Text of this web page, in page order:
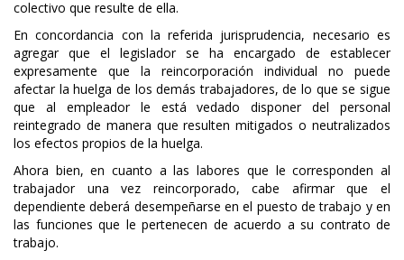
colectivo que resulte de ella.
En concordancia con la referida jurisprudencia, necesario es
agregar que el legislador se ha encargado de establecer
expresamente que la reincorporación individual no puede
afectar la huelga de los demás trabajadores, de lo que se sigue
que al empleador le está vedado disponer del personal
reintegrado de manera que resulten mitigados o neutralizados
los efectos propios de la huelga.
Ahora bien, en cuanto a las labores que le corresponden al
trabajador una vez reincorporado, cabe afirmar que el
dependiente deberá desempeñarse en el puesto de trabajo y en
las funciones que le pertenecen de acuerdo a su contrato de
trabajo.